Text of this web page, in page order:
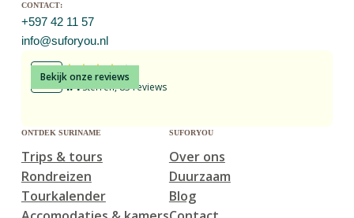
contact:
+597 42 11 57
info@suforyou.nl
4.4sterren, 83 reviews
Bekijk onze reviews
ontdek suriname
Trips & tours
Rondreizen
Tourkalender
suforyou
Over ons
Duurzaam
Blog